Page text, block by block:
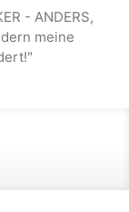
- ANDERS,
meine